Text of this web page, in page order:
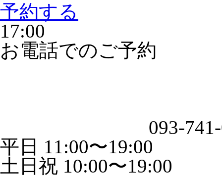
予約する
17:00
お電話でのご予約
093-
平日 11:00〜19:00
土日祝 10:00〜19:00